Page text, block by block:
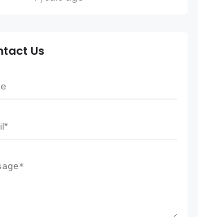
Us